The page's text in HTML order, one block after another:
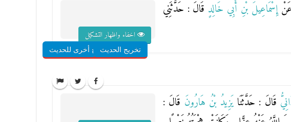
إِسْمَاعِيلَ بْنِ أَبِي خَالِدٍ قَالَ : حَدَّثَنِي
اخفاء واظهار التشكيل
تخريج الحديثشروح أخرى للحديث
قَالَ : حَدَّثَنَايَزِيدُ بْنُ هَارُونَ قَالَ :